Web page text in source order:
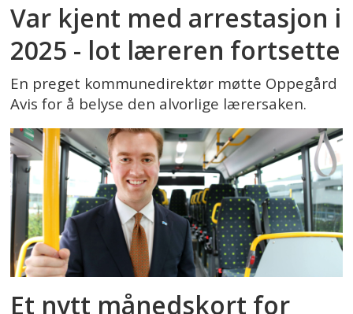
Var kjent med arrestasjon i
2025 - lot læreren fortsette
En preget kommunedirektør møtte Oppegård
Avis for å belyse den alvorlige lærersaken.
Et nytt månedskort for